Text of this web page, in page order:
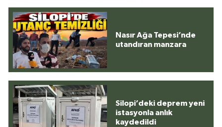
Nasır Ağa Tepesi’nde
utandıran manzara
Silopi’deki deprem yeni
istasyonla anlık
kaydedildi